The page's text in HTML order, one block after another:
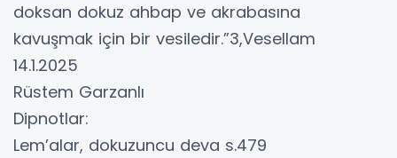
doksan dokuz ahbap ve akrabasına
kavuşmak için bir vesiledir.”3,Vesellam
14.1.2025
Rüstem Garzanlı
Dipnotlar:
Lem’alar, dokuzuncu deva s.479